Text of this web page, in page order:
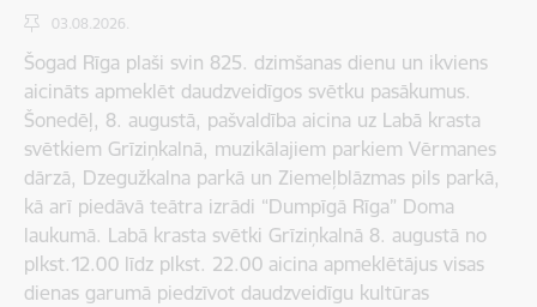
03.08.2026.
Šogad Rīga plaši svin 825. dzimšanas dienu un ikviens
aicināts apmeklēt daudzveidīgos svētku pasākumus.
Šonedēļ, 8. augustā, pašvaldība aicina uz Labā krasta
svētkiem Grīziņkalnā, muzikālajiem parkiem Vērmanes
dārzā, Dzegužkalna parkā un Ziemeļblāzmas pils parkā,
kā arī piedāvā teātra izrādi “Dumpīgā Rīga” Doma
laukumā. Labā krasta svētki Grīziņkalnā 8. augustā no
plkst.12.00 līdz plkst. 22.00 aicina apmeklētājus visas
dienas garumā piedzīvot daudzveidīgu kultūras